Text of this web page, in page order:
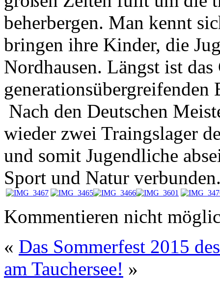
beherbergen. Man kennt
bringen ihre Kinder, die
Nordhausen. Längst ist das
generationsübergreifenden
Nach den Deutschen
wieder zwei Traingslager
und somit Jugendliche
Sport und Natur
Kommentieren nicht
« Das Sommerfest 2015
am Tauchersee! »